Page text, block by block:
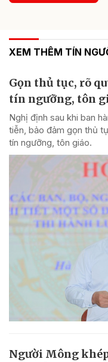
XEM THÊM TÍN
Gọn thủ tục, rõ
tín ngưỡng, tôn
Nghị định sau khi ban
tiễn, bảo đảm gọn thủ
tín ngưỡng, tôn giáo.
Người Mông